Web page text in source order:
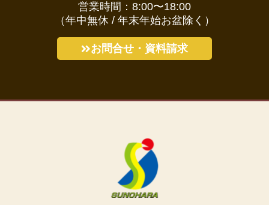
営業時間：8:00〜18:00
（年中無休 / 年末年始お盆除く）
お問合せ・資料請求